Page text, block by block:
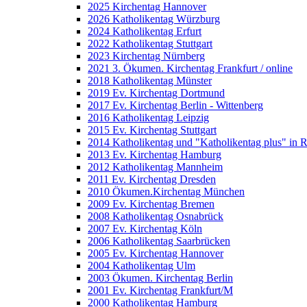
2025 Kirchentag Hannover
2026 Katholikentag Würzburg
2024 Katholikentag Erfurt
2022 Katholikentag Stuttgart
2023 Kirchentag Nürnberg
2021 3. Ökumen. Kirchentag Frankfurt / online
2018 Katholikentag Münster
2019 Ev. Kirchentag Dortmund
2017 Ev. Kirchentag Berlin - Wittenberg
2016 Katholikentag Leipzig
2015 Ev. Kirchentag Stuttgart
2014 Katholikentag und "Katholikentag plus" in
2013 Ev. Kirchentag Hamburg
2012 Katholikentag Mannheim
2011 Ev. Kirchentag Dresden
2010 Ökumen.Kirchentag München
2009 Ev. Kirchentag Bremen
2008 Katholikentag Osnabrück
2007 Ev. Kirchentag Köln
2006 Katholikentag Saarbrücken
2005 Ev. Kirchentag Hannover
2004 Katholikentag Ulm
2003 Ökumen. Kirchentag Berlin
2001 Ev. Kirchentag Frankfurt/M
2000 Katholikentag Hamburg